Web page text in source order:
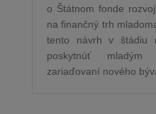
o Štátnom fonde
na finančný trh
tento návrh v štádiu
poskytnúť
zariaďovaní nového